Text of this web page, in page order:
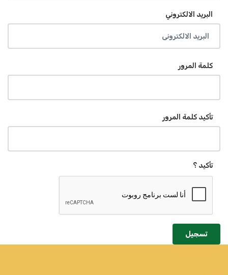
البريد الالكتروني
كلمة المرور
تأكيد كلمة المرور
تأكيد ؟
تسجيل